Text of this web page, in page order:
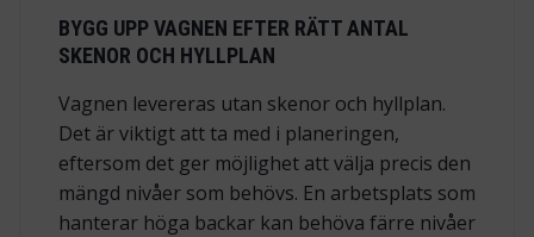
BYGG UPP VAGNEN EFTER RÄTT ANTAL
SKENOR OCH HYLLPLAN
Vagnen levereras utan skenor och hyllplan.
Det är viktigt att ta med i planeringen,
eftersom det ger möjlighet att välja precis den
mängd nivåer som behövs. En arbetsplats som
hanterar höga backar kan behöva färre nivåer